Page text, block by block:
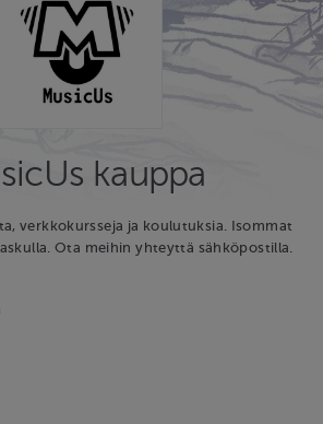
kauppa
verkkokursseja ja koulutuksia. Isommat
Ota meihin yhteyttä sähköpostilla.